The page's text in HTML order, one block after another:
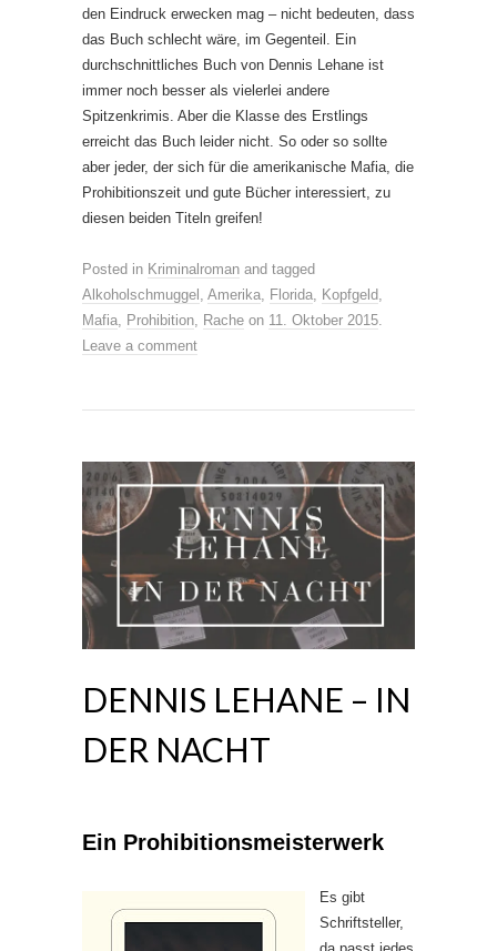
den Eindruck erwecken mag – nicht bedeuten, dass
das Buch schlecht wäre, im Gegenteil. Ein
durchschnittliches Buch von Dennis Lehane ist
immer noch besser als vielerlei andere
Spitzenkrimis. Aber die Klasse des Erstlings
erreicht das Buch leider nicht. So oder so sollte
aber jeder, der sich für die amerikanische Mafia, die
Prohibitionszeit und gute Bücher interessiert, zu
diesen beiden Titeln greifen!
Posted in Kriminalroman and tagged
Alkoholschmuggel Amerika Florida Kopfgeld
Mafia Prohibition Rache on 11. Oktober 2015
Leave a comment
DENNIS LEHANE – IN
DER NACHT
Ein Prohibitionsmeisterwerk
Es gibt
Schriftsteller,